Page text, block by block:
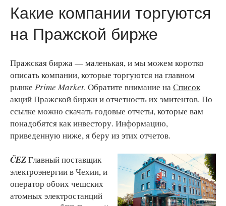
Какие компании торгуются
на Пражской бирже
Пражская биржа — маленькая, и мы можем коротко
описать компании, которые торгуются на главном
рынке Prime Market. Обратите внимание наСписок
акций Пражской биржи и отчетность их эмитентов. По
ссылке можно скачать годовые отчеты, которые вам
понадобятся как инвестору. Информацию,
приведенную ниже, я беру из этих отчетов.
ČEZГлавный поставщик
электроэнергии в Чехии, и
оператор обоих чешских
атомных электростанций